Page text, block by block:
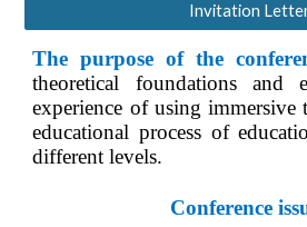
Invitation
The purpose of the
theoretical foundations and
experience of using immersive
educational process of
different levels.
Conference